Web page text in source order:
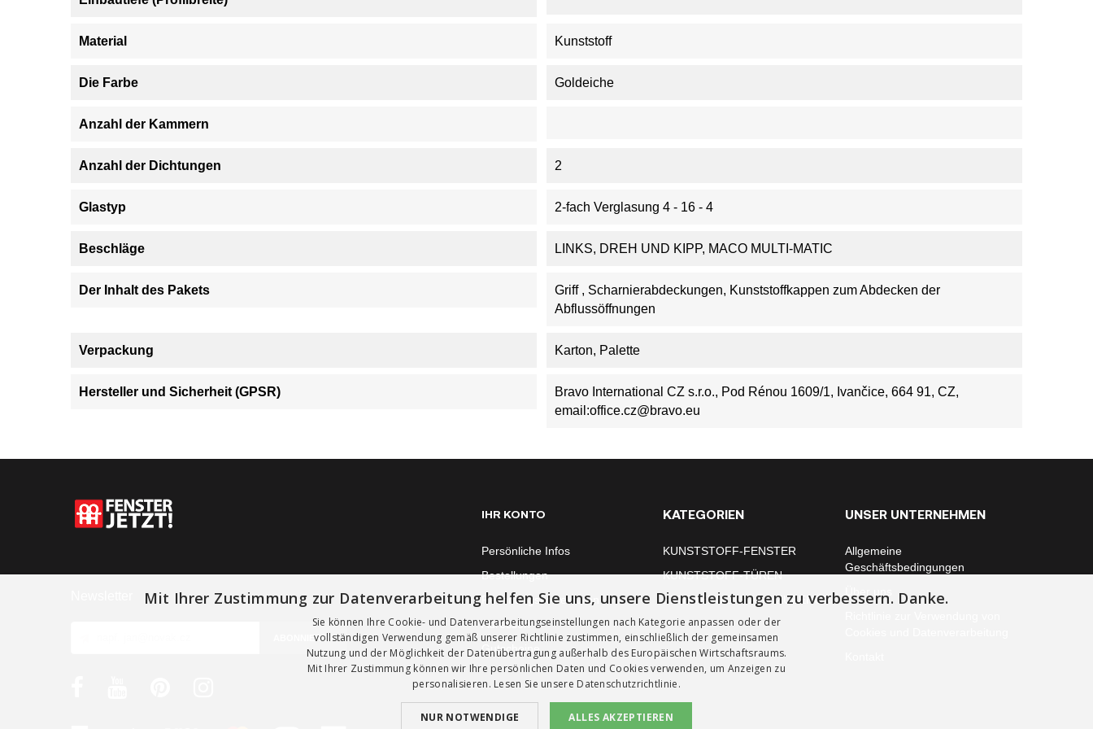
Material Kunststoff
Die Farbe Goldeiche
Anzahl der Kammern
Anzahl der Dichtungen 2
Glastyp 2-fach Verglasung 4 - 16 - 4
Beschläge LINKS, DREH UND KIPP, MACO MULTI-MATIC
Der Inhalt des Pakets
Griff , Scharnierabdeckungen, Kunststoffkappen zum Abdecken der
Abflussöffnungen
Verpackung Karton, Palette
Hersteller und Sicherheit (GPSR)
Bravo International CZ s.r.o., Pod Rénou 1609/1, Ivančice, 664 91, CZ,
email:office.cz@bravo.eu
IHR KONTO
Persönliche Infos
Bestellungen
Rechnungskorrekturen
Adressen
Gutscheine
KATEGORIEN
KUNSTSTOFF-FENSTER
KUNSTSTOFF-TÜREN
FENSTERMONTAGE ZUBEHÖR
UNSER UNTERNEHMEN
Allgemeine
Geschäftsbedingungen
Mit Ihrer Zustimmung zur Datenverarbeitung helfen Sie uns, unsere Dienstleistungen zu verbessern. Danke.
Sie können Ihre Cookie- und Datenverarbeitungseinstellungen nach Kategorie anpassen oder der
vollständigen Verwendung gemäß unserer Richtlinie zustimmen, einschließlich der gemeinsamen
Nutzung und der Möglichkeit der Datenübertragung außerhalb des Europäischen Wirtschaftsraums.
Mit Ihrer Zustimmung können wir Ihre persönlichen Daten und Cookies verwenden, um Anzeigen zu
personalisieren. Lesen Sie unsere Datenschutzrichtlinie.
ALLES AKZEPTIEREN
NUR NOTWENDIGE